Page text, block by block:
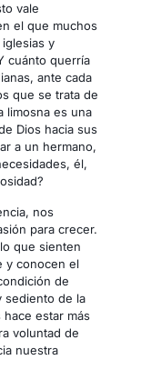
vale
el que muchos
y
cuánto querría
ante cada
que se trata de
limosna es una
Dios hacia sus
a un hermano,
él,
nos
para crecer.
que sienten
y conocen el
de
sediento de la
estar más
voluntad de
nuestra